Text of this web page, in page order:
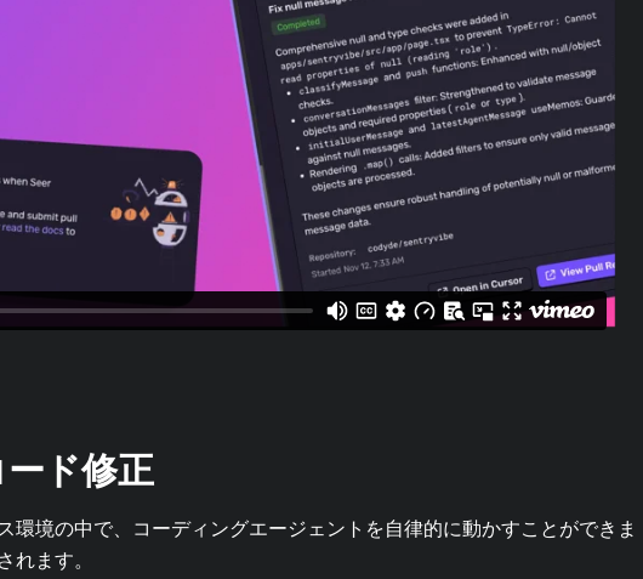
ド修正
環境の中で、コーディングエージェントを自律的に動かすことができま
れます。